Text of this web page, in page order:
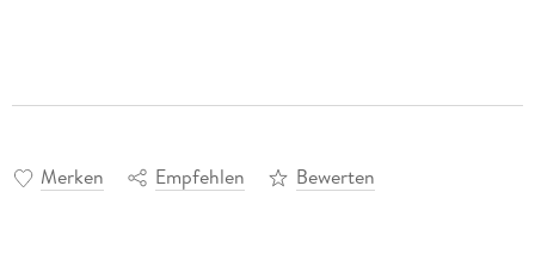
Merken Empfehlen Bewerten